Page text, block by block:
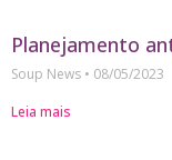
Planejamento
Soup News
08/05/2023
Leia mais